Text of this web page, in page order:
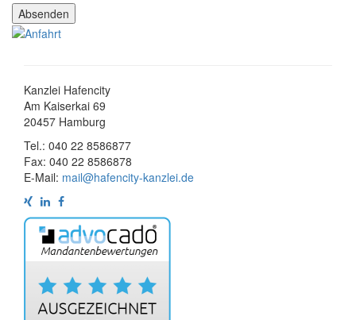
Kanzlei Hafencity
Am Kaiserkai 69
20457 Hamburg
Tel.: 040 22 8586877
Fax: 040 22 8586878
E-Mail: mail@hafencity-kanzlei.de